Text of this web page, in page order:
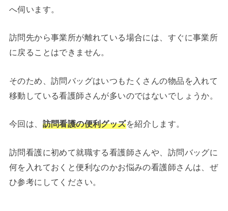
へ伺います。
訪問先から事業所が離れている場合には、すぐに事業所
に戻ることはできません。
そのため、訪問バッグはいつもたくさんの物品を入れて
移動している看護師さんが多いのではないでしょうか。
今回は、 訪問看護の便利グッズを紹介します。
訪問看護に初めて就職する看護師さんや、訪問バッグに
何を入れておくと便利なのかお悩みの看護師さんは、ぜ
ひ参考にしてください。